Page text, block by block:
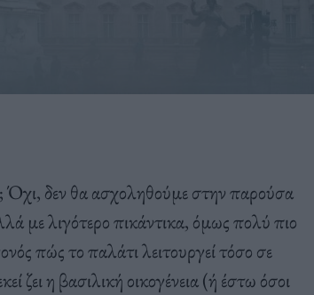
Όχι, δεν θα ασχοληθούμε στην παρούσα
με λιγότερο πικάντικα, όμως πολύ πιο
πώς το παλάτι λειτουργεί τόσο σε
ζει η βασιλική οικογένεια (ή έστω όσοι